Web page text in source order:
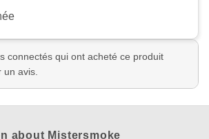
connectés qui ont acheté ce produit
un avis.
about Mistersmoke